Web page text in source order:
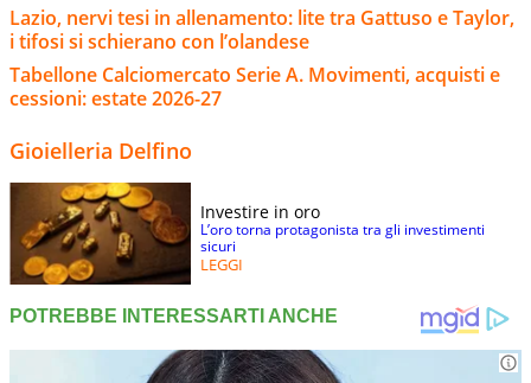
Lazio, nervi tesi in allenamento: lite tra Gattuso e Taylor,
i tifosi si schierano con l’olandese
Tabellone Calciomercato Serie A. Movimenti, acquisti e
cessioni: estate 2026-27
Gioielleria Delfino
Investire in oro
L’oro torna protagonista tra gli investimenti
sicuri
LEGGI